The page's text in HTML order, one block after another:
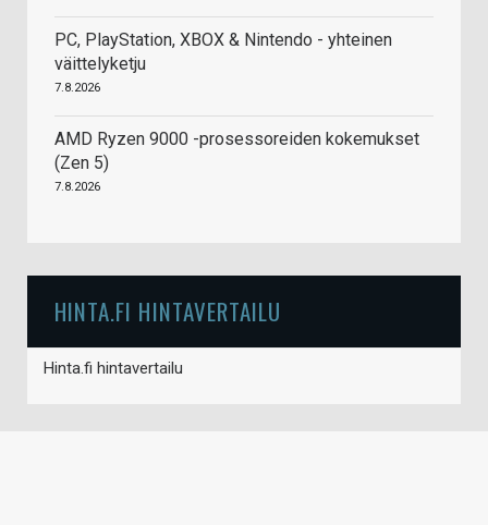
PC, PlayStation, XBOX & Nintendo - yhteinen
väittelyketju
7.8.2026
AMD Ryzen 9000 -prosessoreiden kokemukset
(Zen 5)
7.8.2026
HINTA.FI HINTAVERTAILU
Hinta.fi hintavertailu